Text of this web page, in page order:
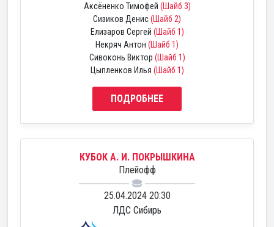
Аксёненко Тимофей (Шайб 3)
Сизиков Денис(Шайб 2)
Елизаров Сергей (Шайб 1)
Некряч Антон (Шайб 1)
Сивоконь Виктор (Шайб 1)
Цыпленков Илья (Шайб 1)
ПОДРОБНЕЕ
КУБОК А. И. ПОКРЫШКИНА
Плейофф
25.04.2024 20:30
ЛДС Сибирь